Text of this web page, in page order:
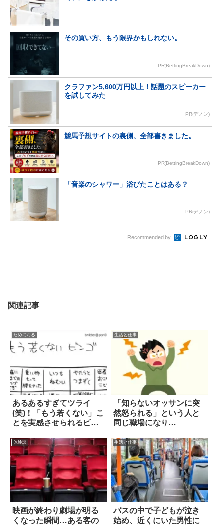
その買い方、もう限界かもしれない。
PR(BettingBreakDown)
クラファン5,600万円以上！話題のスピーカー
を試してみた
PR(デノン)
競馬予想サイトの裏側、全部書きました。
PR(BettingBreakDown)
「音楽のシャワー」浴びたことはある？
PR(デノン)
Recommended by
関連記事
ためになる
あるあるすぎてツライ
(笑)！「もう若くない」こ
とを実感させられるビン
生活と仕事
「知らないオッサンに突
然怒られる」という人と
同じ職場になり…
体験談
映画が終わり劇場が明る
くなった瞬間…ある客の
生活と仕事
バスの中で子どもが泣き
始め、近くにいた男性に